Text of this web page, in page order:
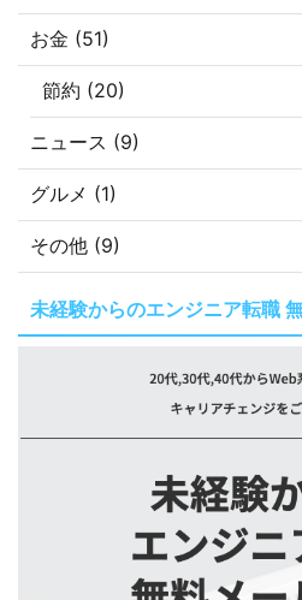
お金 (51)
節約 (20)
ニュース (9)
グルメ (1)
その他 (9)
未経験からのエンジニア転職